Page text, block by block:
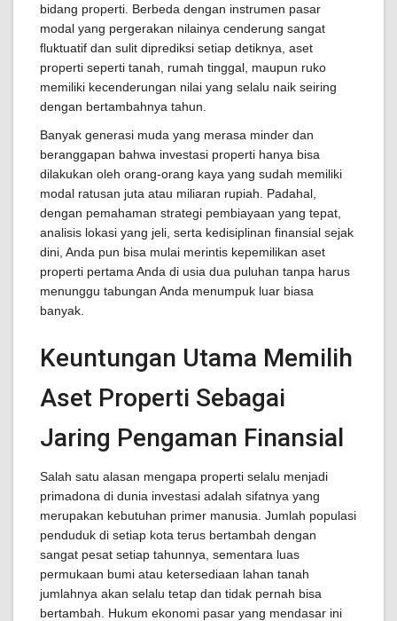
bidang properti. Berbeda dengan instrumen pasar
modal yang pergerakan nilainya cenderung sangat
fluktuatif dan sulit diprediksi setiap detiknya, aset
properti seperti tanah, rumah tinggal, maupun ruko
memiliki kecenderungan nilai yang selalu naik seiring
dengan bertambahnya tahun.
Banyak generasi muda yang merasa minder dan
beranggapan bahwa investasi properti hanya bisa
dilakukan oleh orang-orang kaya yang sudah memiliki
modal ratusan juta atau miliaran rupiah. Padahal,
dengan pemahaman strategi pembiayaan yang tepat,
analisis lokasi yang jeli, serta kedisiplinan finansial sejak
dini, Anda pun bisa mulai merintis kepemilikan aset
properti pertama Anda di usia dua puluhan tanpa harus
menunggu tabungan Anda menumpuk luar biasa
banyak.
Keuntungan Utama Memilih
Aset Properti Sebagai
Jaring Pengaman Finansial
Salah satu alasan mengapa properti selalu menjadi
primadona di dunia investasi adalah sifatnya yang
merupakan kebutuhan primer manusia. Jumlah populasi
penduduk di setiap kota terus bertambah dengan
sangat pesat setiap tahunnya, sementara luas
permukaan bumi atau ketersediaan lahan tanah
jumlahnya akan selalu tetap dan tidak pernah bisa
bertambah. Hukum ekonomi pasar yang mendasar ini